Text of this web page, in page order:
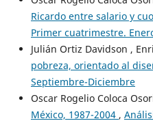
Ricardo entre salario y
Primer cuatrimestre.
Julián Ortiz Davidson ,
pobreza, orientado al
Septiembre-Diciembre
Oscar Rogelio Coloca
México, 1987-2004 ,